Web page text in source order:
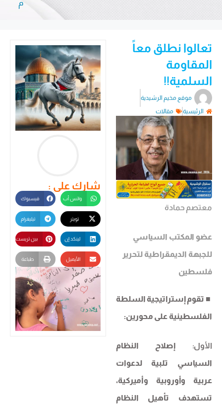
تعالوا نطلق معاً
المقاومة
السلمية!!
موقع مخيم الرشيدية
الرئيسية
مقالات
معتصم حمادة
عضو المكتب السياسي
للجبهة الديمقراطية لتحرير
فلسطين
تقوم إستراتيجية السلطة
الفلسطينية على محورين:
الأول:إصلاح النظام
السياسي تلبية لدعوات
عربية وأوروبية وأميركية،
تستهدف تأهيل النظام
شارك على :
واتس أب فيسبوك
تيليغرام
لينكد إن بين تريست
الأيميل طباعة